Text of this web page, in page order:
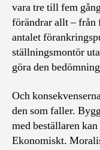
vara tre till fem
förändrar allt – från
antalet
ställningsmontör
göra den
Och
den som faller.
med beställaren
Ekonomiskt.